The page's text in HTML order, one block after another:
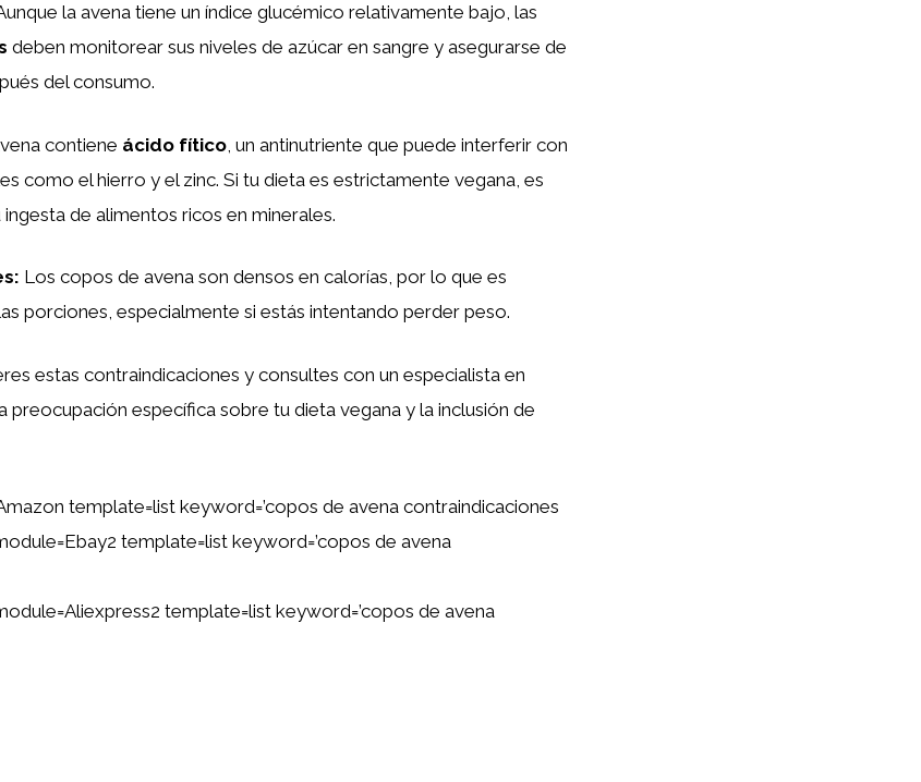
la avena tiene un índice glucémico relativamente bajo, las
deben monitorear sus niveles de azúcar en sangre y asegurarse de
del consumo.
contiene ácido fítico , un antinutriente que puede interferir con
como el hierro y el zinc. Si tu dieta es estrictamente vegana, es
de alimentos ricos en minerales.
: Los copos de avena son densos en calorías, por lo que es
porciones, especialmente si estás intentando perder peso.
estas contraindicaciones y consultes con un especialista en
preocupación específica sobre tu dieta vegana y la inclusión de
template=list keyword=’copos de avena contraindicaciones
template=list keyword=’copos de avena
template=list keyword=’copos de avena